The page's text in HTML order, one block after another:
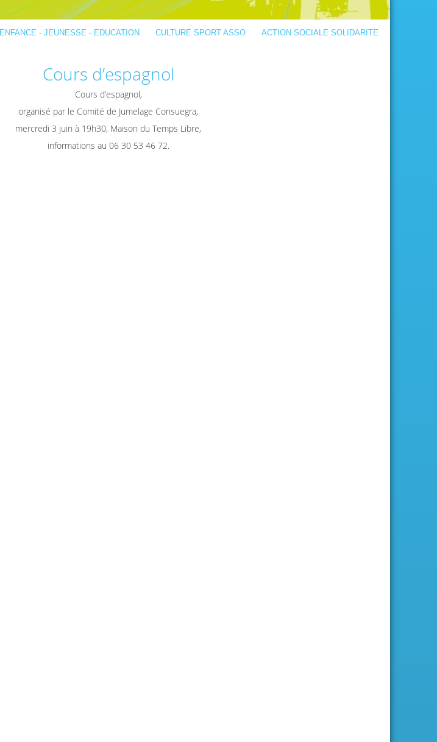
ENFANCE - JEUNESSE - EDUCATION CULTURE SPORT ASSO ACTION SOCIALE SOLIDARITE
Cours d’espagnol
Cours d’espagnol,
organisé par le Comité de Jumelage Consuegra,
mercredi 3 juin à 19h30, Maison du Temps Libre,
informations au 06 30 53 46 72.